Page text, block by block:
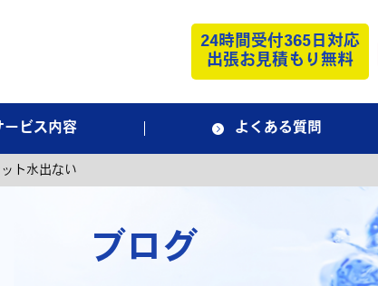
24時間受付365日対応
出張お見積もり無料
ービス内容 よくある質問
ト水出ない
ブログ